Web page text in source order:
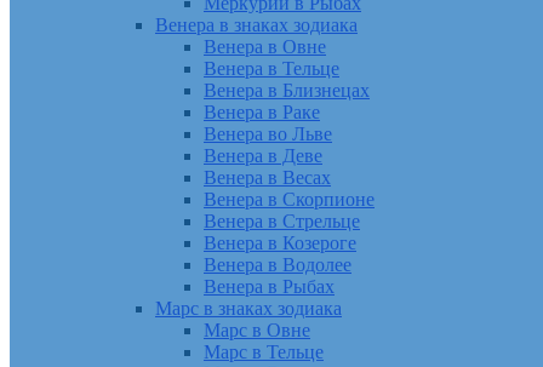
Венера в знаках зодиака
Венера в Овне
Венера в Тельце
Венера в Близнецах
Венера в Раке
Венера во Льве
Венера в Деве
Венера в Весах
Венера в Скорпионе
Венера в Стрельце
Венера в Козероге
Венера в Водолее
Венера в Рыбах
Марс в знаках зодиака
Марс в Овне
Марс в Тельце